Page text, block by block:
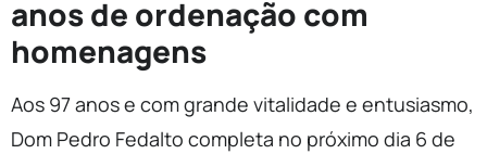
anos de ordenação com
homenagens
Aos 97 anos e com grande vitalidade e entusiasmo,
Dom Pedro Fedalto completa no próximo dia 6 de